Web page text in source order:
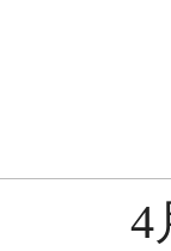
4月